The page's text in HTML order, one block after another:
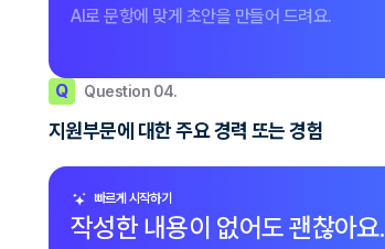
AI로 문항에 맞게 초안을 만들어 드려요.
Q Question 04.
지원부문에 대한 주요 경력 또는 경험
빠르게 시작하기
작성한 내용이 없어도 괜찮아요.